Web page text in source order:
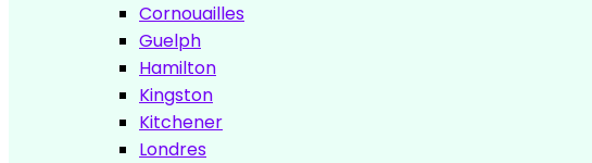
Cornouailles
Guelph
Hamilton
Kingston
Kitchener
Londres